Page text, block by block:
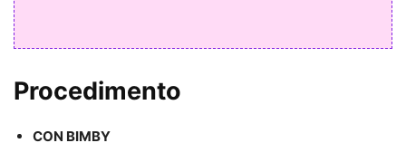
Procedimento
CON BIMBY